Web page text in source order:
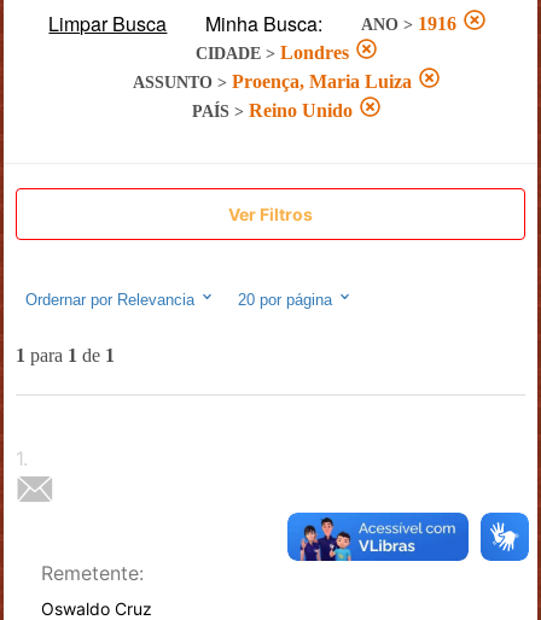
Limpar Busca Minha Busca: ANO > 1916
CIDADE> Londres
ASSUNTO> Proença, Maria Luiza
PAÍS> Reino Unido
Ver Filtros
Ordernar por Relevancia 20por página
1 para 1 de 1
1.
Remetente:
Oswaldo Cruz